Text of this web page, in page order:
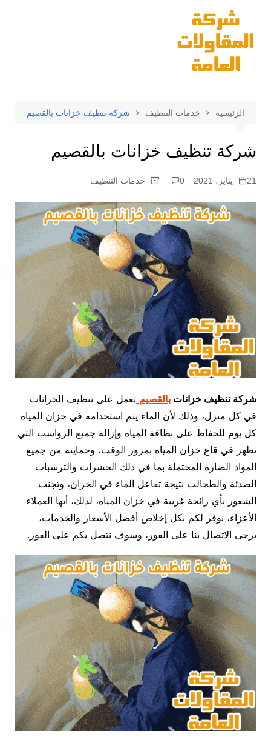
المحتوى
الرئيسية خدمات التنظيف شركة تنظيف خزانات بالقصيم
شركة تنظيف خزانات بالقصيم
21 يناير، 2021 0 خدمات التنظيف
شركة تنظيف خزانات بالقصيم تعمل على تنظيف الخزانات
في كل منزل، وذلك لأن الماء يتم استخدامه في خزان المياه
كل يوم للحفاظ على نظافة المياه وإزالة جميع الرواسب التي
تظهر في قاع خزان المياه بمرور الوقت، وحمايته من جميع
المواد الضارة المحتملة بما في ذلك الحشرات والترسبات
الصدئة والطحالب نتيجة تفاعل الماء في الخزان، وتجنب
الشعور بأي رائحة غريبة في خزان المياه، لذلك، أيها العملاء
الأعزاء، نوفر لكم بكل إخلاص أفضل الأسعار والخدمات،
يرجى الاتصال بنا على الفور، وسوف نتصل بكم على الفور.